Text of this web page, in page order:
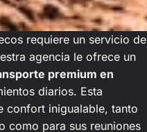
requiere un servicio de
agencia le ofrece un
premium en
diarios. Esta
confort inigualable, tanto
como para sus reuniones